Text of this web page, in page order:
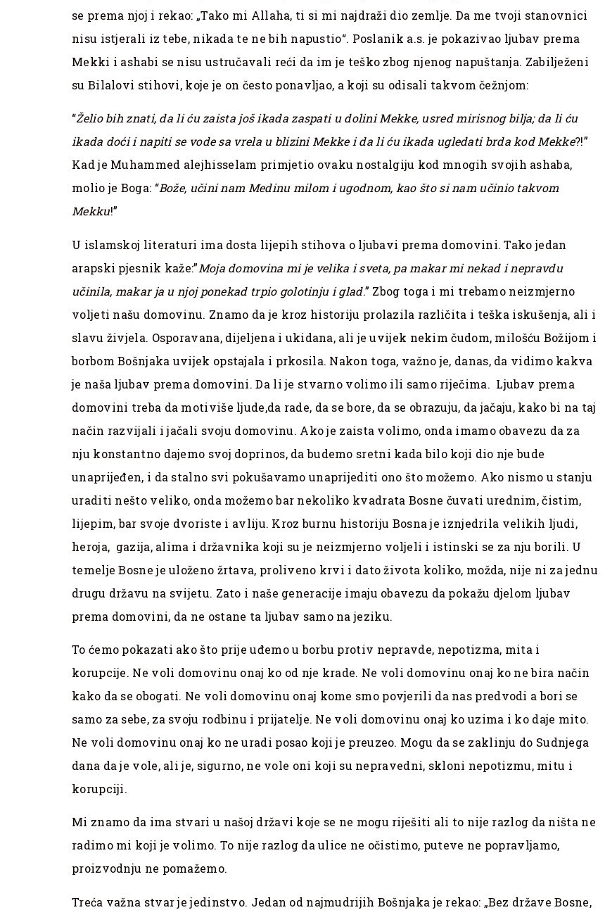
se prema njoj i rekao: „Tako mi Allaha, ti si mi najdraži dio zemlje. Da me tvoji stanovnici
nisu istjerali iz tebe, nikada te ne bih napustio“. Poslanik a.s. je pokazivao ljubav prema
Mekki i ashabi se nisu ustručavali reći da im je teško zbog njenog napuštanja. Zabilježeni
su Bilalovi stihovi, koje je on često ponavljao, a koji su odisali takvom čežnjom:
“Želio bih znati, da li ću zaista još ikada zaspati u dolini Mekke, usred mirisnog bilja; da li ću
ikada doći i napiti se vode sa vrela u blizini Mekke i da li ću ikada ugledati brda kod Mekke?!”
Kad je Muhammed alejhisselam primjetio ovaku nostalgiju kod mnogih svojih ashaba,
molio je Boga: “Bože, učini nam Medinu milom i ugodnom, kao što si nam učinio takvom
Mekku!”
U islamskoj literaturi ima dosta lijepih stihova o ljubavi prema domovini. Tako jedan
arapski pjesnik kaže:”Moja domovina mi je velika i sveta, pa makar mi nekad i nepravdu
učinila, makar ja u njoj ponekad trpio golotinju i glad.” Zbog toga i mi trebamo neizmjerno
voljeti našu domovinu. Znamo da je kroz historiju prolazila različita i teška iskušenja, ali i
slavu živjela. Osporavana, dijeljena i ukidana, ali je uvijek nekim čudom, milošću Božijom i
borbom Bošnjaka uvijek opstajala i prkosila. Nakon toga, važno je, danas, da vidimo kakva
je naša ljubav prema domovini. Da li je stvarno volimo ili samo riječima. Ljubav prema
domovini treba da motiviše ljude,da rade, da se bore, da se obrazuju, da jačaju, kako bi na taj
način razvijali i jačali svoju domovinu. Ako je zaista volimo, onda imamo obavezu da za
nju konstantno dajemo svoj doprinos, da budemo sretni kada bilo koji dio nje bude
unaprijeđen, i da stalno svi pokušavamo unaprijediti ono što možemo. Ako nismo u stanju
uraditi nešto veliko, onda možemo bar nekoliko kvadrata Bosne čuvati urednim, čistim,
lijepim, bar svoje dvoriste i avliju. Kroz burnu historiju Bosna je iznjedrila velikih ljudi,
heroja, gazija, alima i državnika koji su je neizmjerno voljeli i istinski se za nju borili. U
temelje Bosne je uloženo žrtava, proliveno krvi i dato života koliko, možda, nije ni za jednu
drugu državu na svijetu. Zato i naše generacije imaju obavezu da pokažu djelom ljubav
prema domovini, da ne ostane ta ljubav samo na jeziku.
To ćemo pokazati ako što prije uđemo u borbu protiv nepravde, nepotizma, mita i
korupcije. Ne voli domovinu onaj ko od nje krade. Ne voli domovinu onaj ko ne bira način
kako da se obogati. Ne voli domovinu onaj kome smo povjerili da nas predvodi a bori se
samo za sebe, za svoju rodbinu i prijatelje. Ne voli domovinu onaj ko uzima i ko daje mito.
Ne voli domovinu onaj ko ne uradi posao koji je preuzeo. Mogu da se zaklinju do Sudnjega
dana da je vole, ali je, sigurno, ne vole oni koji su nepravedni, skloni nepotizmu, mitu i
korupciji.
Mi znamo da ima stvari u našoj državi koje se ne mogu riješiti ali to nije razlog da ništa ne
radimo mi koji je volimo. To nije razlog da ulice ne očistimo, puteve ne popravljamo,
proizvodnju ne pomažemo.
Treća važna stvar je jedinstvo. Jedan od najmudrijih Bošnjaka je rekao: „Bez države Bosne,